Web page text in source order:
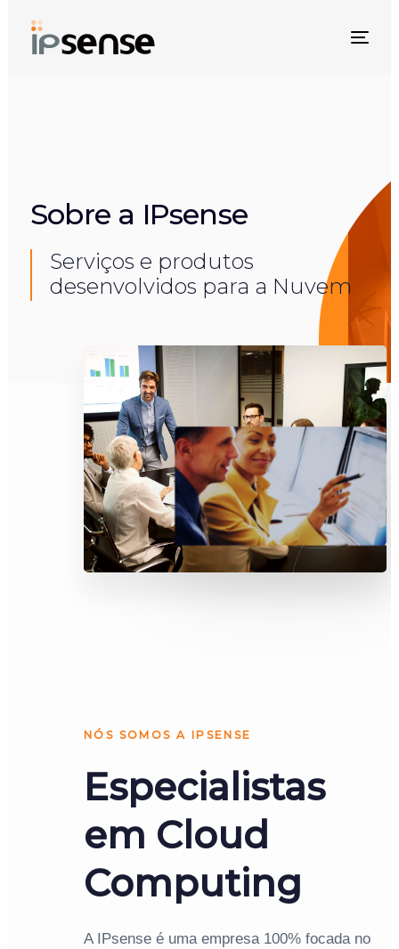
primary
Sobre a IPsense
Serviços e produtos
desenvolvidos para a Nuvem
NÓS SOMOS A IPSENSE
Especialistas
em Cloud
Computing
A IPsense é uma empresa 100% focada no